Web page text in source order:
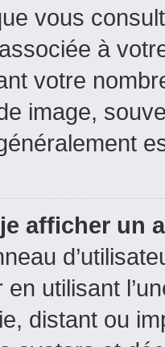
vous
à
votre
image,
afficher un
utilisant
distant ou